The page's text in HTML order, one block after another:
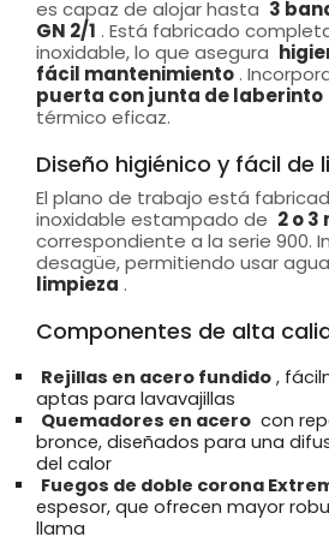
es capaz de alojar hasta 3
GN 2/1 . Está fabricado
inoxidable, lo que asegura
fácil mantenimiento .
puerta con junta de laberinto
térmico eficaz.
Diseño higiénico y fácil de
El plano de trabajo está
inoxidable estampado de 2 o 3
correspondiente a la serie 900.
desagüe, permitiendo usar
limpieza .
Componentes de alta
Rejillas en acero fundido ,
aptas para lavavajillas
Quemadores en acero con
bronce, diseñados para una
del calor
Fuegos de doble corona
espesor, que ofrecen mayor
llama